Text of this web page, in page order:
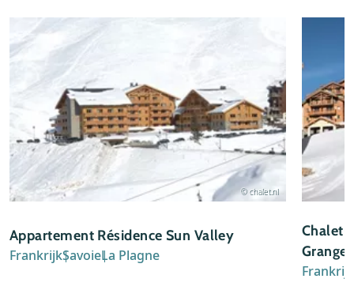
© chalet.nl
Appartement Résidence Sun Valley
FrankrijkSavoieLa Plagne
Chalet-
Frankrijk